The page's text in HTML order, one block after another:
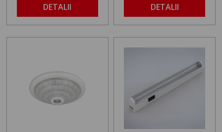
DETALII DETALII